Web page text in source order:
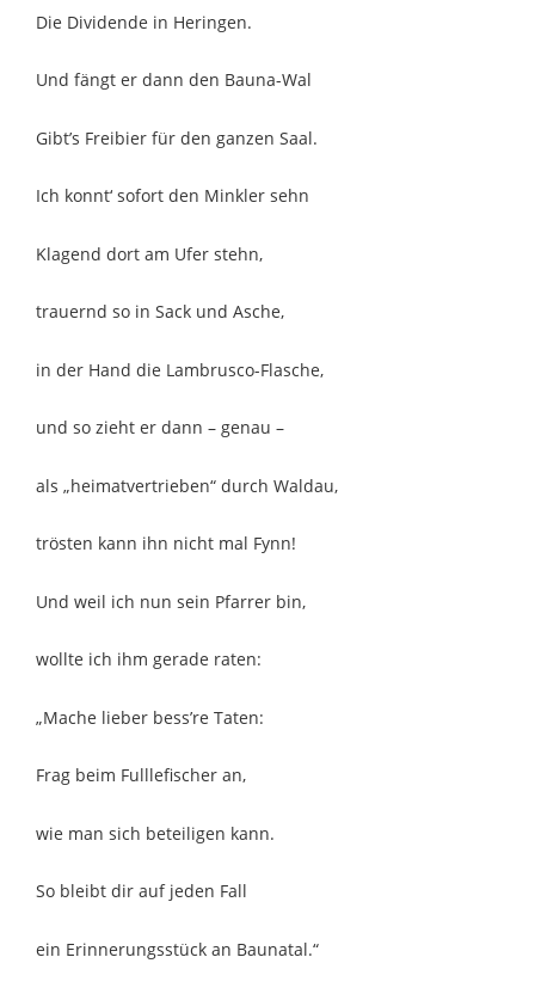
Die Dividende in Heringen.
Und fängt er dann den Bauna-Wal
Gibt’s Freibier für den ganzen Saal.
Ich konnt‘ sofort den Minkler sehn
Klagend dort am Ufer stehn,
trauernd so in Sack und Asche,
in der Hand die Lambrusco-Flasche,
und so zieht er dann – genau –
als „heimatvertrieben“ durch Waldau,
trösten kann ihn nicht mal Fynn!
Und weil ich nun sein Pfarrer bin,
wollte ich ihm gerade raten:
„Mache lieber bess’re Taten:
Frag beim Fulllefischer an,
wie man sich beteiligen kann.
So bleibt dir auf jeden Fall
ein Erinnerungsstück an Baunatal.“